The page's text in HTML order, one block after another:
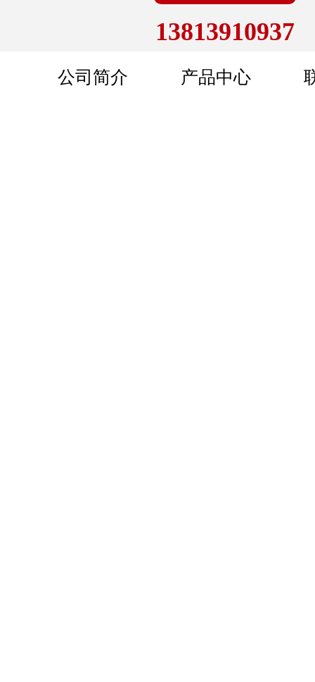
13813910937
公司简介 产品中心